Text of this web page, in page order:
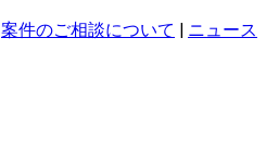
案件のご相談について | ニュース